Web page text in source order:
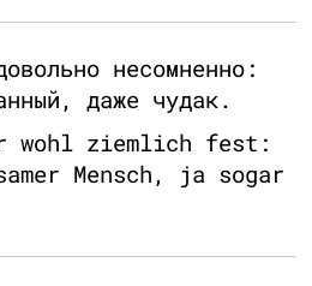
несомненно:
даже чудак.
wohl ziemlich fest:
Mensch, ja sogar